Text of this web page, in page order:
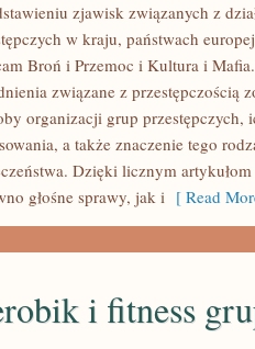
zjawisk związanych z
w kraju, państwach
Broń i Przemoc i Kultura i
związane z przestępczością
organizacji grup przestępczych,
a także znaczenie tego
Dzięki licznym
głośne sprawy, jak i [ Read
i fitness